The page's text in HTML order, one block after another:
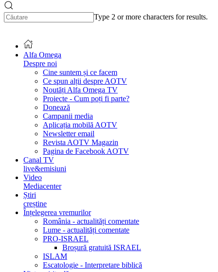
Type 2 or more characters for results.
Alfa Omega
Despre noi
Cine suntem și ce facem
Ce spun alții despre AOTV
Noutăți Alfa Omega TV
Proiecte - Cum poți fi parte?
Donează
Campanii media
Aplicația mobilă AOTV
Newsletter email
Revista AOTV Magazin
Pagina de Facebook AOTV
Canal TV
live&emisiuni
Video
Mediacenter
Știri
creștine
Înțelegerea vremurilor
România - actualități comentate
Lume - actualități comentate
PRO-ISRAEL
Broșură gratuită ISRAEL
ISLAM
Escatologie - Interpretare biblică